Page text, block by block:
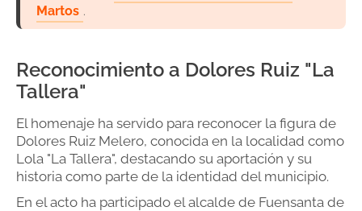
Martos .
Reconocimiento a Dolores Ruiz "La
Tallera"
El homenaje ha servido para reconocer la figura de
Dolores Ruiz Melero, conocida en la localidad como
Lola "La Tallera", destacando su aportación y su
historia como parte de la identidad del municipio.
En el acto ha participado el alcalde de Fuensanta de